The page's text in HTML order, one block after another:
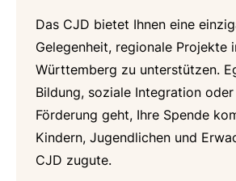
Das CJD bietet Ihnen eine
Gelegenheit, regionale Projekte
Württemberg zu unterstützen.
Bildung, soziale Integration
Förderung geht, Ihre Spende
Kindern, Jugendlichen und
CJD zugute.